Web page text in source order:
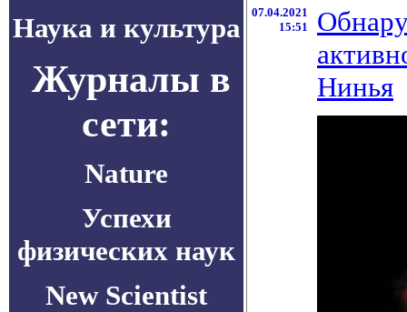
Наука и культура
Журналы в
сети:
Nature
Успехи
физических наук
New Scientist
07.04.2021
15:51
Нинья